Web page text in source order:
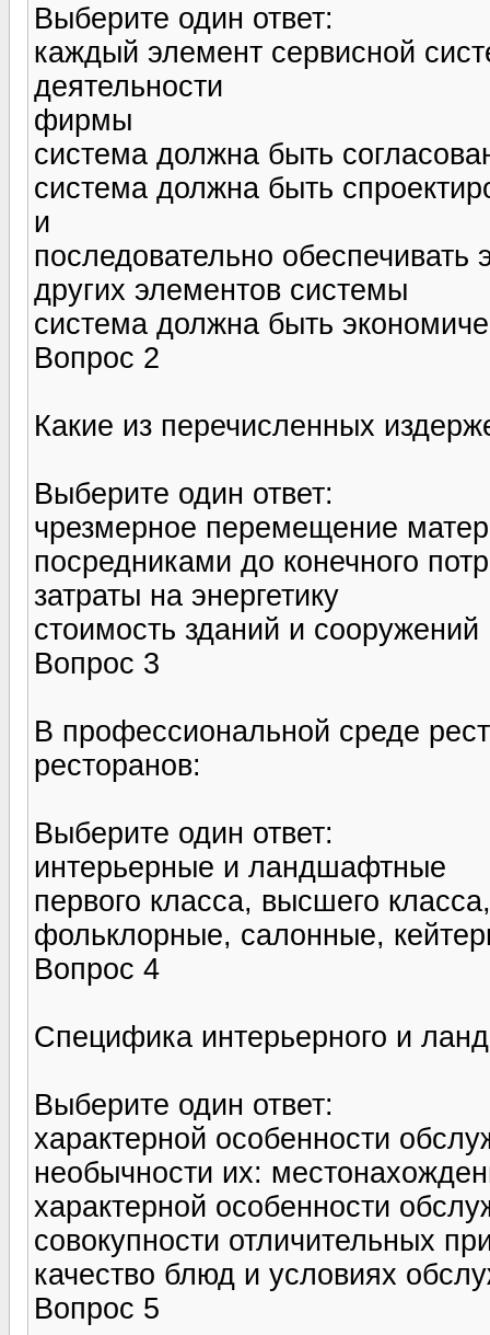
Выберите один ответ:
каждый элемент сервисной
деятельности
фирмы
система должна быть
система должна быть
и
последовательно
других элементов системы
система должна быть
Вопрос 2
Какие из перечисленных
Выберите один ответ:
чрезмерное перемещение
посредниками до конечного
затраты на энергетику
стоимость зданий и сооружений
Вопрос 3
В профессиональной среде
ресторанов:
Выберите один ответ:
интерьерные и ландшафтные
первого класса, высшего
фольклорные, салонные,
Вопрос 4
Специфика интерьерного и
Выберите один ответ:
характерной особенности
необычности их:
характерной особенности
совокупности отличительных
качество блюд и условиях
Вопрос 5